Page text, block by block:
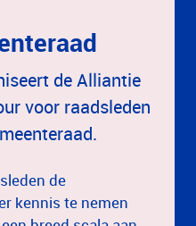
de Alliantie
voor raadsleden
de
kennis te nemen